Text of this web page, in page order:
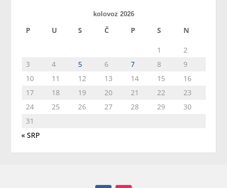
kolovoz 2026
P U S Č P S N
1
2
3
4 5 6 7 8
9
10
11 12 13 14 15
16
17
18 19 20 21 22
23
24
25 26 27 28 29
30
31
« SRP